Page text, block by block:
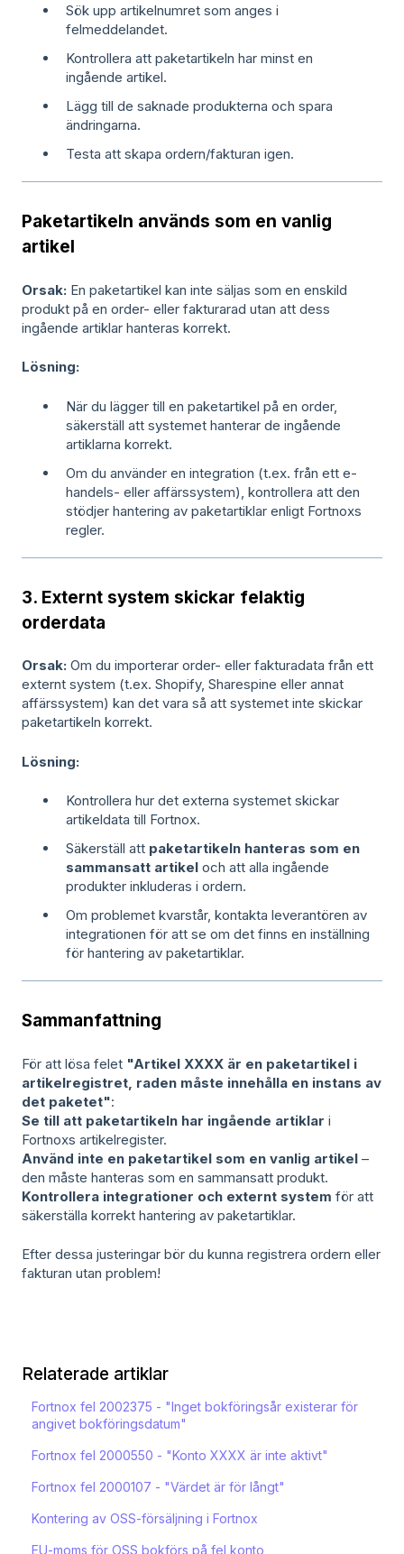
Sök upp artikelnumret som anges i
felmeddelandet.
Kontrollera att paketartikeln har minst en
ingående artikel.
Lägg till de saknade produkterna och spara
ändringarna.
Testa att skapa ordern/fakturan igen.
Paketartikeln används som en vanlig
artikel
Orsak: En paketartikel kan inte säljas som en enskild
produkt på en order- eller fakturarad utan att dess
ingående artiklar hanteras korrekt.
Lösning:
När du lägger till en paketartikel på en order,
säkerställ att systemet hanterar de ingående
artiklarna korrekt.
Om du använder en integration (t.ex. från ett e-
handels- eller affärssystem), kontrollera att den
stödjer hantering av paketartiklar enligt Fortnoxs
regler.
3. Externt system skickar felaktig
orderdata
Orsak: Om du importerar order- eller fakturadata från ett
externt system (t.ex. Shopify, Sharespine eller annat
affärssystem) kan det vara så att systemet inte skickar
paketartikeln korrekt.
Lösning:
Kontrollera hur det externa systemet skickar
artikeldata till Fortnox.
Säkerställ att paketartikeln hanteras som en
sammansatt artikel och att alla ingående
produkter inkluderas i ordern.
Om problemet kvarstår, kontakta leverantören av
integrationen för att se om det finns en inställning
för hantering av paketartiklar.
Sammanfattning
För att lösa felet "Artikel XXXX är en paketartikel i
artikelregistret, raden måste innehålla en instans av
det paketet":
Se till att paketartikeln har ingående artiklar i
Fortnoxs artikelregister.
Använd inte en paketartikel som en vanlig artikel –
den måste hanteras som en sammansatt produkt.
Kontrollera integrationer och externt system för att
säkerställa korrekt hantering av paketartiklar.
Efter dessa justeringar bör du kunna registrera ordern eller
fakturan utan problem!
Relaterade artiklar
Fortnox fel 2002375 - "Inget bokföringsår existerar för
angivet bokföringsdatum"
Fortnox fel 2000550 - "Konto XXXX är inte aktivt"
Fortnox fel 2000107 - "Värdet är för långt"
Kontering av OSS-försäljning i Fortnox
EU-moms för OSS bokförs på fel konto